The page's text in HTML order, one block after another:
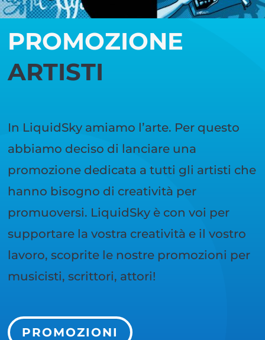
PROMOZIONE
ARTISTI
In LiquidSky amiamo l’arte. Per questo
abbiamo deciso di lanciare una
promozione dedicata a tutti gli artisti che
hanno bisogno di creatività per
promuoversi. LiquidSky è con voi per
supportare la vostra creatività e il vostro
lavoro, scoprite le nostre promozioni per
musicisti, scrittori, attori!
PROMOZIONI